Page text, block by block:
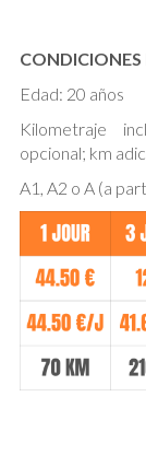
CONDICIONES
Edad: 20 años
Kilometraje
opcional; km
A1, A2 o A (a